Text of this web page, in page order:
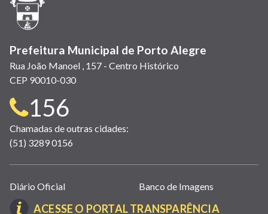
Prefeitura Municipal de Porto Alegre
Rua João Manoel , 157 - Centro Histórico
CEP 90010-030
Telefone
para
contato:
156
Chamadas de outras cidades:
(51) 3289 0156
Links
úteis
Diário Oficial Banco de Imagens
ACESSE O PORTAL TRANSPARÊNCIA(LINK